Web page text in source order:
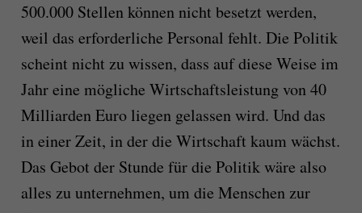
500.000 Stellen können nicht besetzt werden,
weil das erforderliche Personal fehlt. Die Politik
scheint nicht zu wissen, dass auf diese Weise im
Jahr eine mögliche Wirtschaftsleistung von 40
Milliarden Euro liegen gelassen wird. Und das
in einer Zeit, in der die Wirtschaft kaum wächst.
Das Gebot der Stunde für die Politik wäre also
alles zu unternehmen, um die Menschen zur